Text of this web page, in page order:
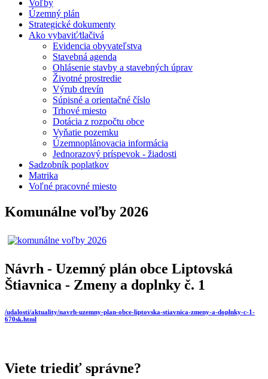
Voľby
Územný plán
Strategické dokumenty
Ako vybaviť⁄tlačivá
Evidencia obyvateľstva
Stavebná agenda
Ohlásenie stavby a stavebných úprav
Životné prostredie
Výrub drevín
Súpisné a orientačné číslo
Trhové miesto
Dotácia z rozpočtu obce
Vyňatie pozemku
Územnoplánovacia informácia
Jednorazový príspevok - žiadosti
Sadzobník poplatkov
Matrika
Voľné pracovné miesto
Komunálne voľby 2026
Návrh - Uzemný plán obce Liptovská
Štiavnica - Zmeny a doplnky č. 1
/udalosti/aktuality/navrh-uzemny-plan-obce-liptovska-stiavnica-zmeny-a-doplnky-c-1-
670sk.html
Viete triediť správne?